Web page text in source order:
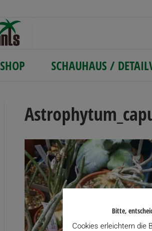
SHOP SCHAUHAUS /
Bitte,
Cookies erleichtern die